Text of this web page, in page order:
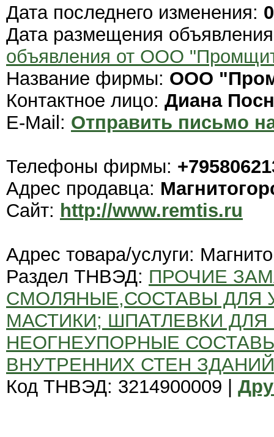
Дата последнего изменения:
Дата размещения
объявления от ООО
Название фирмы: ООО
Контактное лицо: Диана
E-Mail: Отправить письмо
Телефоны фирмы:
Адрес продавца:
Сайт: http://www.remtis.ru
Адрес товара/услуги:
Раздел ТНВЭД: ПРОЧИЕ
СМОЛЯНЫЕ,СОСТАВЫ ДЛЯ
МАСТИКИ; ШПАТЛЕВКИ
НЕОГНЕУПОРНЫЕ
ВНУТРЕННИХ СТЕН
Код ТНВЭД: 3214900009 |